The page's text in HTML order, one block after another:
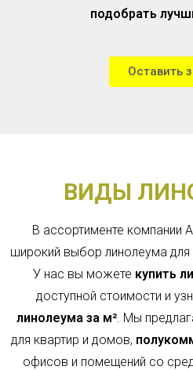
подобрать
Оставить
ВИДЫ
В ассортименте компании
широкий выбор линолеума
У нас вы можете купить
доступной стоимости и
линолеума за м². Мы
для квартир и домов,
офисов и помещений со